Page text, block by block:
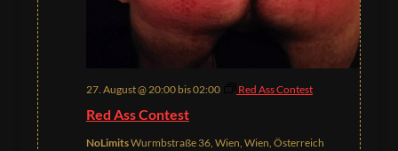
Red Ass Contest
27. August @ 20:00bis02:00 Red Ass Contest
NoLimitsWurmbstraße 36, Wien, Wien, Österreich